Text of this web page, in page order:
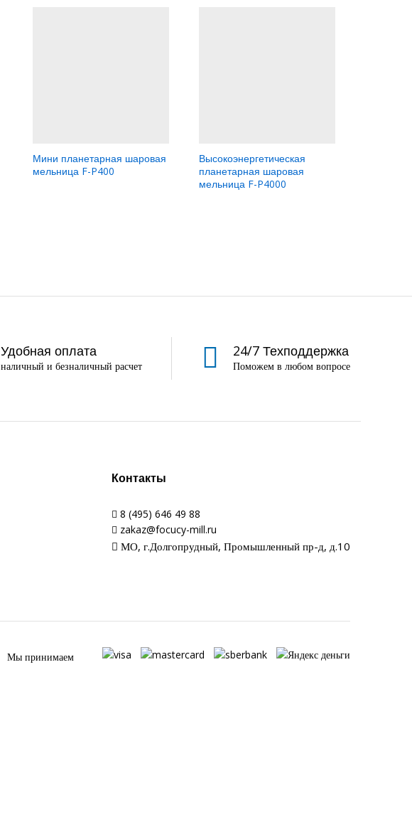
Мини планетарная шаровая
мельница F-P400
Высокоэнергетическая
планетарная шаровая
мельница F-P4000
Удобная оплата
наличный и безналичный расчет
24/7 Техподдержка
Поможем в любом вопросе
Контакты
8 (495) 646 49 88
zakaz@focucy-mill.ru
МО, г.Долгопрудный, Промышленный пр-д, д.10
Мы принимаем